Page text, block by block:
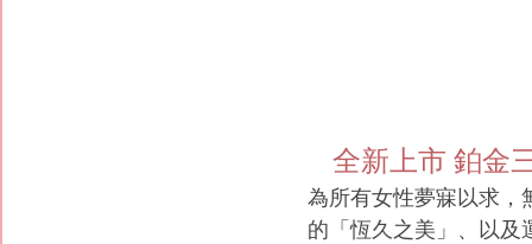
全新上市 鉑金
為所有女性夢寐以求，
的「恆久之美」、以及